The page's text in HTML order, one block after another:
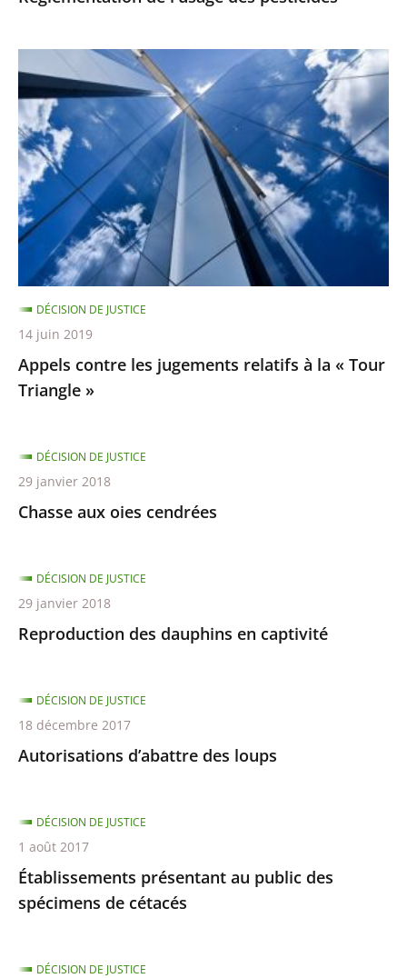
contre
les
jugements
relatifs
à
la
«
Tour
Triangle
»
Appels contre les jugements relatifs à la « Tour
Triangle »
DÉCISION DE JUSTICE
14 juin 2019
Chasse aux oies cendrées
DÉCISION DE JUSTICE
29 janvier 2018
Reproduction des dauphins en captivité
DÉCISION DE JUSTICE
29 janvier 2018
Autorisations d’abattre des loups
DÉCISION DE JUSTICE
18 décembre 2017
Établissements présentant au public des
spécimens de cétacés
DÉCISION DE JUSTICE
1 août 2017
DÉCISION DE JUSTICE